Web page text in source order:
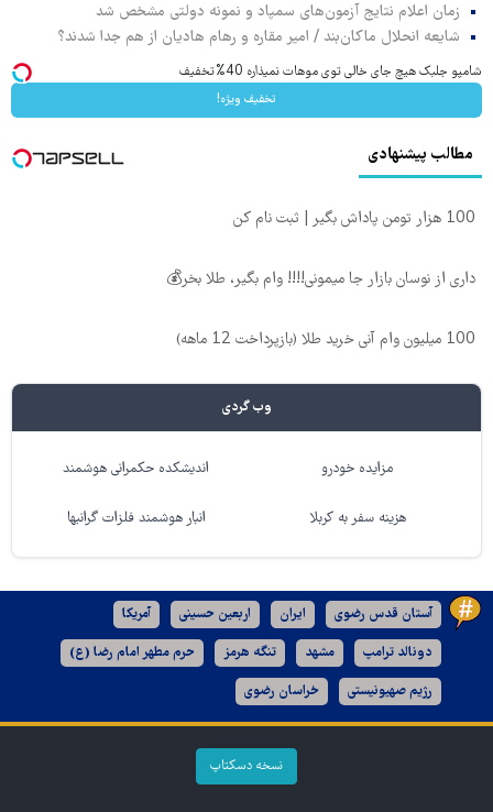
زمان اعلام نتایج آزمون‌های سمپاد و نمونه دولتی مشخص شد
شایعه انحلال ماکان‌بند / امیر مقاره و رهام هادیان از هم جدا شدند؟
شامپو جلبک هیچ جای خالی توی موهات نمیذاره 40%تخفیف
تخفیف ویژه!
مطالب پیشنهادی
100 هزار تومن پاداش بگیر | ثبت نام کن
داری از نوسان بازار جا میمونی!!!! وام بگیر، طلا بخر💰
100 میلیون وام آنی خرید طلا (بازپرداخت 12 ماهه)
وب گردی
مزایده خودرو اندیشکده حکمرانی هوشمند
هزینه سفر به کربلا انبار هوشمند فلزات گرانبها
آستان قدس رضوی ایران اربعین حسینی آمریکا
دونالد ترامپ مشهد تنگه هرمز حرم مطهر امام رضا (ع)
رژیم صهیونیستی خراسان رضوی
نسخه دسکتاپ